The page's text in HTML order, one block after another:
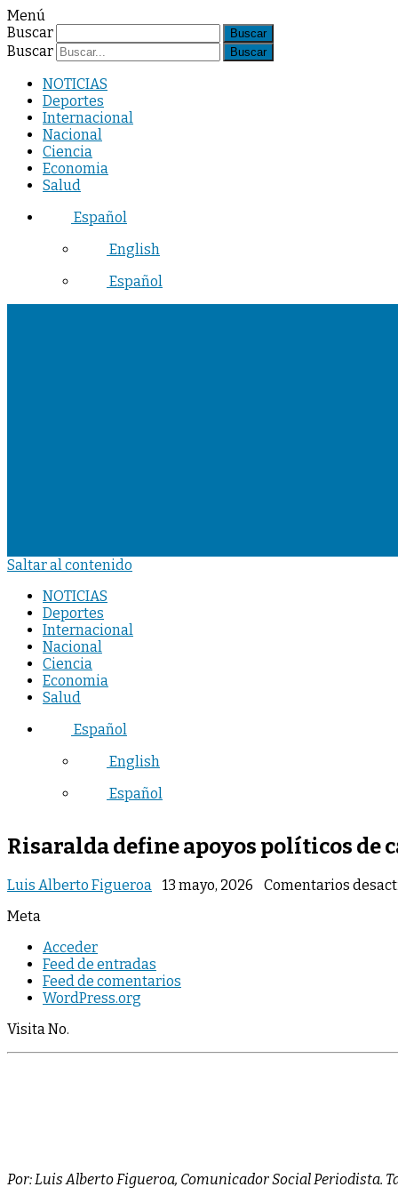
Menú
Buscar
Buscar
NOTICIAS
Deportes
Internacional
Nacional
Ciencia
Economia
Salud
Español
English
Español
Saltar al contenido
NOTICIAS
Deportes
Internacional
Nacional
Ciencia
Economia
Salud
Español
English
Español
Risaralda define apoyos políticos de
Luis Alberto Figueroa 13 mayo, 2026
Comentarios
Meta
Acceder
Feed de entradas
Feed de comentarios
WordPress.org
Visita No.
Por: Luis Alberto Figueroa, Comunicador Social Periodista.